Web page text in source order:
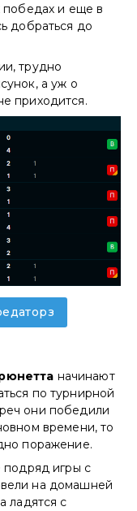
победах и еще в
добраться до
трудно
а уж о
приходится.
начинают
по турнирной
они победили
времени, то
поражение.
подряд игры с
на домашней
ладятся с